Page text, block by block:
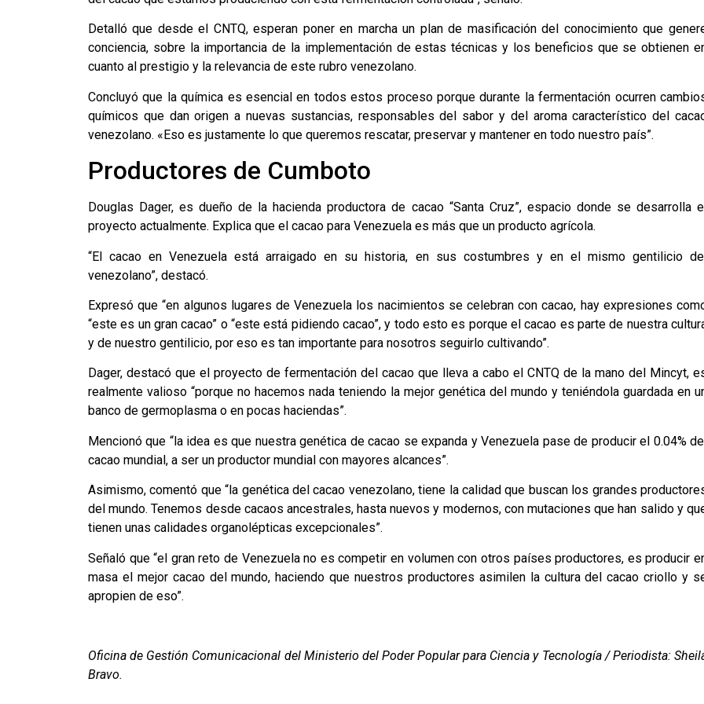
Detalló que desde el CNTQ, esperan poner en marcha un plan de masificación del conocimiento que
conciencia, sobre la importancia de la implementación de estas técnicas y los beneficios que se obtienen
cuanto al prestigio y la relevancia de este rubro venezolano.
Concluyó que la química es esencial en todos estos proceso porque durante la fermentación ocurren
químicos que dan origen a nuevas sustancias, responsables del sabor y del aroma característico del
venezolano. «Eso es justamente lo que queremos rescatar, preservar y mantener en todo nuestro país”.
Productores de Cumboto
Douglas Dager, es dueño de la hacienda productora de cacao “Santa Cruz”, espacio donde se desarrolla el
proyecto actualmente. Explica que el cacao para Venezuela es más que un producto agrícola.
“El cacao en Venezuela está arraigado en su historia, en sus costumbres y en el mismo gentilicio
venezolano”, destacó.
Expresó que “en algunos lugares de Venezuela los nacimientos se celebran con cacao, hay expresiones
“este es un gran cacao” o “este está pidiendo cacao”, y todo esto es porque el cacao es parte de nuestra
y de nuestro gentilicio, por eso es tan importante para nosotros seguirlo cultivando”.
Dager, destacó que el proyecto de fermentación del cacao que lleva a cabo el CNTQ de la mano del Mincyt,
realmente valioso “porque no hacemos nada teniendo la mejor genética del mundo y teniéndola guardada en
banco de germoplasma o en pocas haciendas”.
Mencionó que “la idea es que nuestra genética de cacao se expanda y Venezuela pase de producir el 0.04%
cacao mundial, a ser un productor mundial con mayores alcances”.
Asimismo, comentó que “la genética del cacao venezolano, tiene la calidad que buscan los grandes
del mundo. Tenemos desde cacaos ancestrales, hasta nuevos y modernos, con mutaciones que han salido y
tienen unas calidades organolépticas excepcionales”.
Señaló que “el gran reto de Venezuela no es competir en volumen con otros países productores, es producir
masa el mejor cacao del mundo, haciendo que nuestros productores asimilen la cultura del cacao criollo y
apropien de eso”.
Oficina de Gestión Comunicacional del Ministerio del Poder Popular para Ciencia y Tecnología / Periodista:
Bravo.